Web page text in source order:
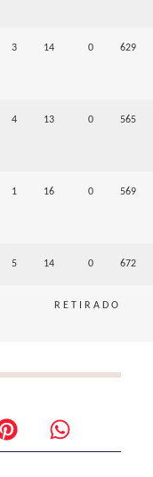
3 14 0 629
4 13 0 565
1 16 0 569
5 14 0 672
R E T I R A D O